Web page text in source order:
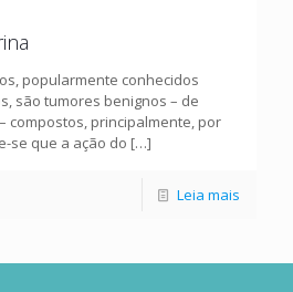
popularmente conhecidos
são tumores benignos – de
compostos, principalmente, por
se que a ação do […]
Leia mais